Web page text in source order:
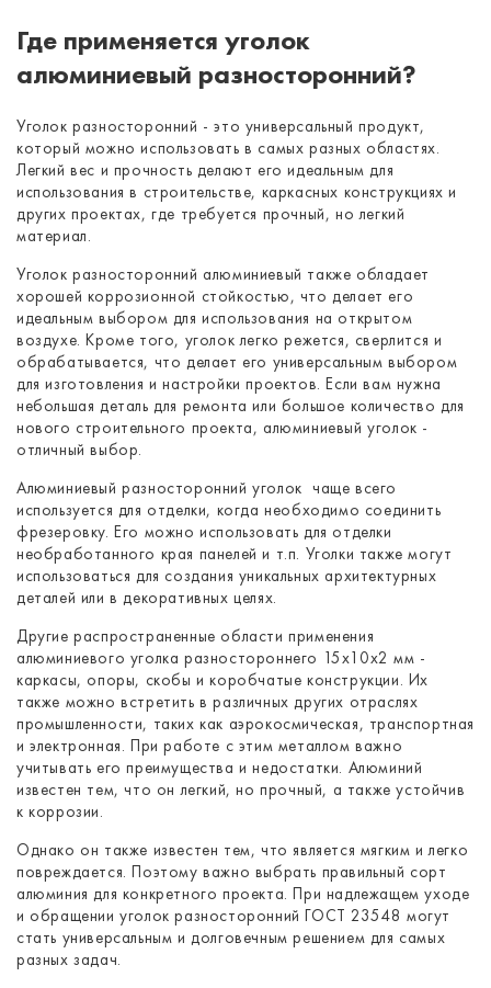
Где применяется уголок
алюминиевый разносторонний?
Уголок разносторонний - это универсальный продукт,
который можно использовать в самых разных областях.
Легкий вес и прочность делают его идеальным для
использования в строительстве, каркасных конструкциях и
других проектах, где требуется прочный, но легкий
материал.
Уголок разносторонний алюминиевый также обладает
хорошей коррозионной стойкостью, что делает его
идеальным выбором для использования на открытом
воздухе. Кроме того, уголок легко режется, сверлится и
обрабатывается, что делает его универсальным выбором
для изготовления и настройки проектов. Если вам нужна
небольшая деталь для ремонта или большое количество для
нового строительного проекта, алюминиевый уголок -
отличный выбор.
Алюминиевый разносторонний уголок чаще всего
используется для отделки, когда необходимо соединить
фрезеровку. Его можно использовать для отделки
необработанного края панелей и т.п. Уголки также могут
использоваться для создания уникальных архитектурных
деталей или в декоративных целях.
Другие распространенные области применения
алюминиевого уголка разностороннего 15x10x2 мм -
каркасы, опоры, скобы и коробчатые конструкции. Их
также можно встретить в различных других отраслях
промышленности, таких как аэрокосмическая, транспортная
и электронная. При работе с этим металлом важно
учитывать его преимущества и недостатки. Алюминий
известен тем, что он легкий, но прочный, а также устойчив
к коррозии.
Однако он также известен тем, что является мягким и легко
повреждается. Поэтому важно выбрать правильный сорт
алюминия для конкретного проекта. При надлежащем уходе
и обращении уголок разносторонний ГОСТ 23548 могут
стать универсальным и долговечным решением для самых
разных задач.